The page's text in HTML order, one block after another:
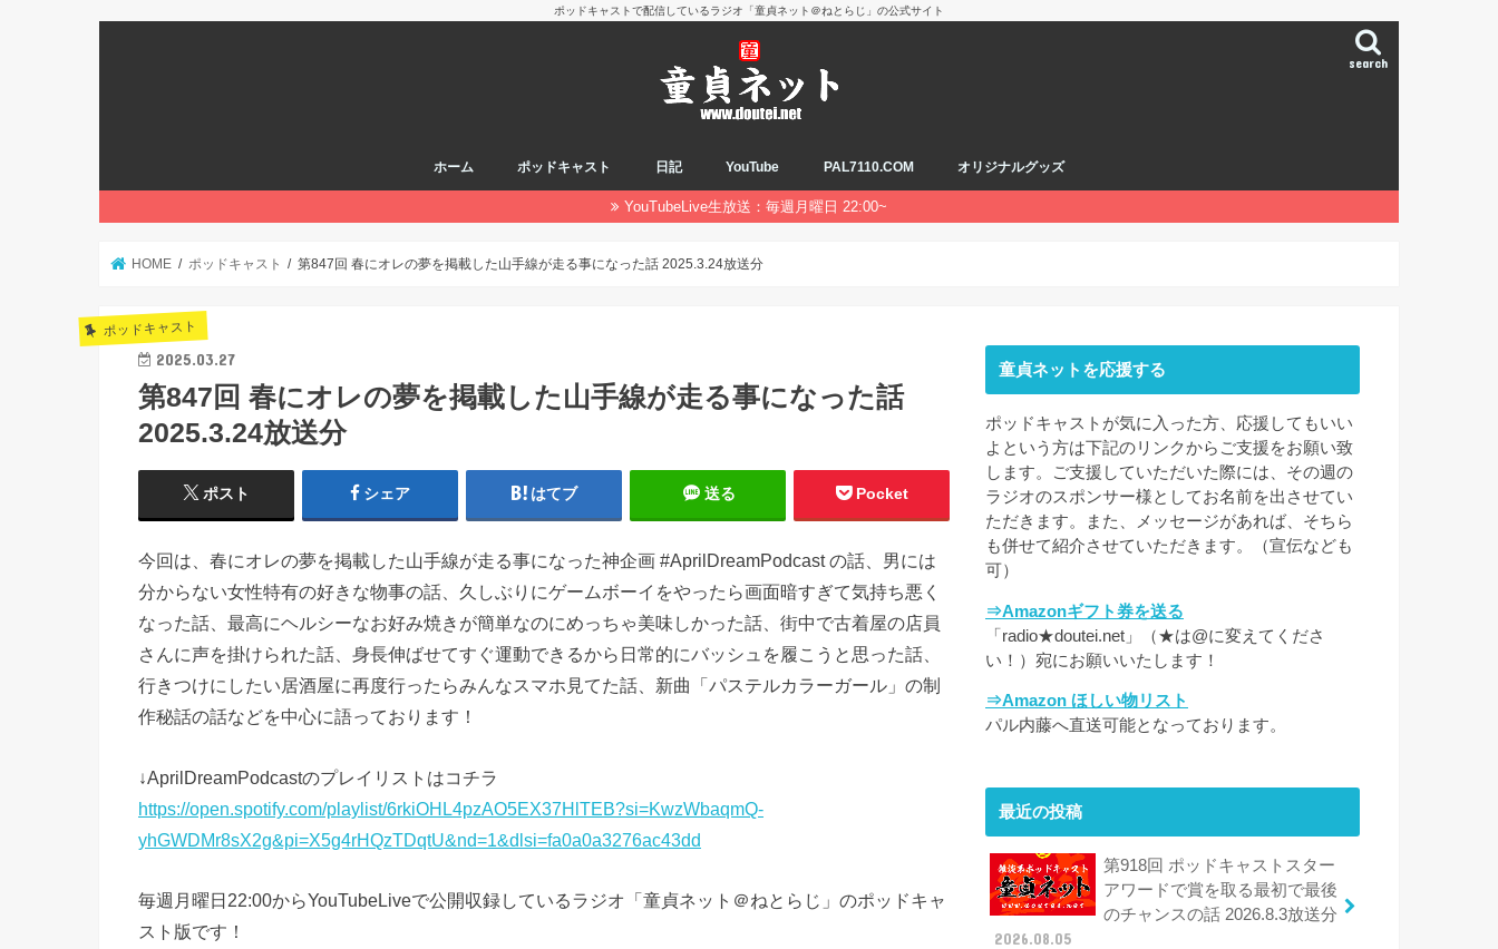
ポッドキャストで配信しているラジオ「童貞ネット＠ねとらじ」の公式サイト
search
ホーム ポッドキャスト 日記 YouTube PAL7110.COM オリジナルグッズ
YouTubeLive生放送：毎週月曜日 22:00~
HOME ポッドキャスト 第847回 春にオレの夢を掲載した山手線が走る事になった話 2025.3.24放送分
ポッドキャスト
2025.03.27
第847回 春にオレの夢を掲載した山手線が走る事になった話
2025.3.24放送分
ポスト シェア はてブ 送る Pocket
今回は、春にオレの夢を掲載した山手線が走る事になった神企画 #AprilDreamPodcast の話、男には
分からない女性特有の好きな物事の話、久しぶりにゲームボーイをやったら画面暗すぎて気持ち悪く
なった話、最高にヘルシーなお好み焼きが簡単なのにめっちゃ美味しかった話、街中で古着屋の店員
さんに声を掛けられた話、身長伸ばせてすぐ運動できるから日常的にバッシュを履こうと思った話、
行きつけにしたい居酒屋に再度行ったらみんなスマホ見てた話、新曲「パステルカラーガール」の制
作秘話の話などを中心に語っております！
↓AprilDreamPodcastのプレイリストはコチラ
https://open.spotify.com/playlist/6rkiOHL4pzAO5EX37HlTEB?si=KwzWbaqmQ-
yhGWDMr8sX2g&pi=X5g4rHQzTDqtU&nd=1&dlsi=fa0a0a3276ac43dd
毎週月曜日22:00からYouTubeLiveで公開収録しているラジオ「童貞ネット＠ねとらじ」のポッドキャ
スト版です！
童貞ネットを応援する
ポッドキャストが気に入った方、応援してもいい
よという方は下記のリンクからご支援をお願い致
します。ご支援していただいた際には、その週の
ラジオのスポンサー様としてお名前を出させてい
ただきます。また、メッセージがあれば、そちら
も併せて紹介させていただきます。（宣伝なども
可）
⇒Amazonギフト券を送る
「radio★doutei.net」（★は@に変えてくださ
い！）宛にお願いいたします！
⇒Amazon ほしい物リスト
パル内藤へ直送可能となっております。
最近の投稿
第918回 ポッドキャストスター
アワードで賞を取る最初で最後
のチャンスの話 2026.8.3放送分
2026.08.05